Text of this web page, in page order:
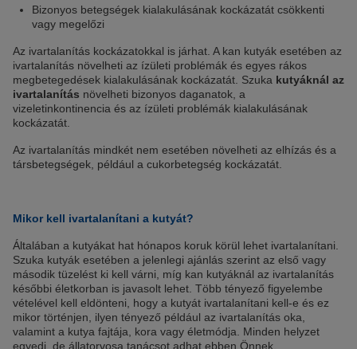
Bizonyos betegségek kialakulásának kockázatát csökkenti
vagy megelőzi
Az ivartalanítás kockázatokkal is járhat. A kan kutyák esetében az
ivartalanítás növelheti az ízületi problémák és egyes rákos
megbetegedések kialakulásának kockázatát. Szuka kutyáknál az
ivartalanítás növelheti bizonyos daganatok, a
vizeletinkontinencia és az ízületi problémák kialakulásának
kockázatát.
Az ivartalanítás mindkét nem esetében növelheti az elhízás és a
társbetegségek, például a cukorbetegség kockázatát.
Mikor kell ivartalanítani a kutyát?
Általában a kutyákat hat hónapos koruk körül lehet ivartalanítani.
Szuka kutyák esetében a jelenlegi ajánlás szerint az első vagy
második tüzelést ki kell várni, míg kan kutyáknál az ivartalanítás
későbbi életkorban is javasolt lehet. Több tényező figyelembe
vételével kell eldönteni, hogy a kutyát ivartalanítani kell-e és ez
mikor történjen, ilyen tényező például az ivartalanítás oka,
valamint a kutya fajtája, kora vagy életmódja. Minden helyzet
egyedi, de állatorvosa tanácsot adhat ebben Önnek.